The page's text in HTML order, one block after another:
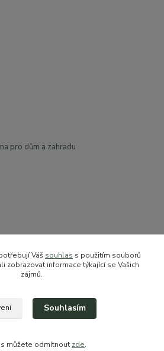
pro dům a zahradu
Váš souhlas s použitím souborů
zobrazovat informace týkající se Vašich
zájmů.
Souhlasím
můžete odmítnout zde.